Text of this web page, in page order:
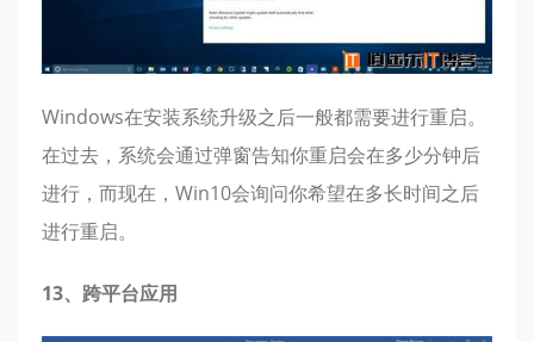
Windows在安装系统升级之后一般都需要进行重启。
在过去，系统会通过弹窗告知你重启会在多少分钟后
进行，而现在，Win10会询问你希望在多长时间之后
进行重启。
13、跨平台应用